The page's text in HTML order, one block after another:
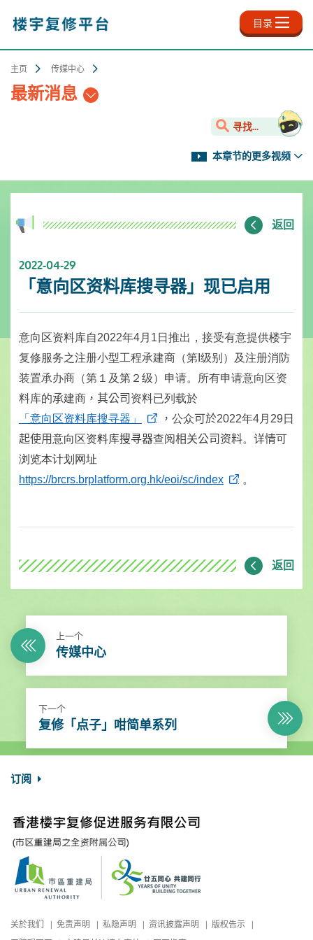
内
目录
主页 传媒中心
最新消息
寻找...
本章节的更多视频
返回
2022-04-29
「意向区资料库搜寻器」现已启用
意向区资料库自2022年4月 1 日推出，接受有意提供楼宇
复修服务之注册小型工程承建商（第 级别）及注册消防
装置承办商（第１及第２级）申请。所有申请意向区资
料库的承建商 ，其公司 资料已列载於
「意向区资料库搜寻器」
， 公众可於2022年4月 29 日
起使用意向区资料库搜寻器查阅相关公司资料。 详情可
浏览本计划网址
https://brcrs.brplatform.org.hk/eoi/sc/index
。
返回
上一个
传媒中心
下一个
复修「点子」咁简单系列
订阅
关於我们 免责声明 私隐声明 资讯披露声明
版权告示